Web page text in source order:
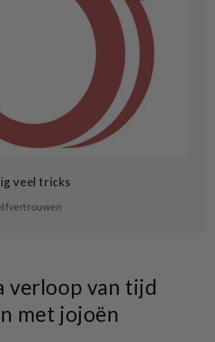
veel tricks
verloop van tijd
met jojoën